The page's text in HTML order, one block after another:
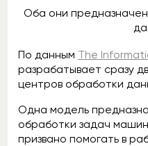
Оба они
По данным The
разрабатывает сразу
центров обработки
Одна модель
обработки задач
призвано помогать в